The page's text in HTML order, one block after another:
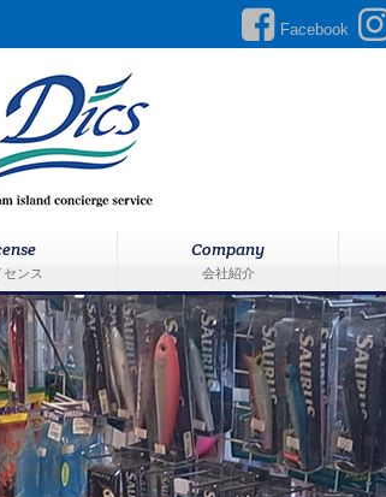
Facebook
ンス
Company
会社紹介